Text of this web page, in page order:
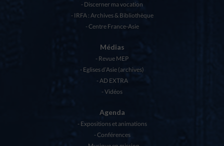
Discerner ma vocation
IRFA : Archives & Bibliothèque
Centre France-Asie
Médias
Revue MEP
Eglises d’Asie (archives)
AD EXTRA
Vidéos
Agenda
Expositions et animations
Conférences